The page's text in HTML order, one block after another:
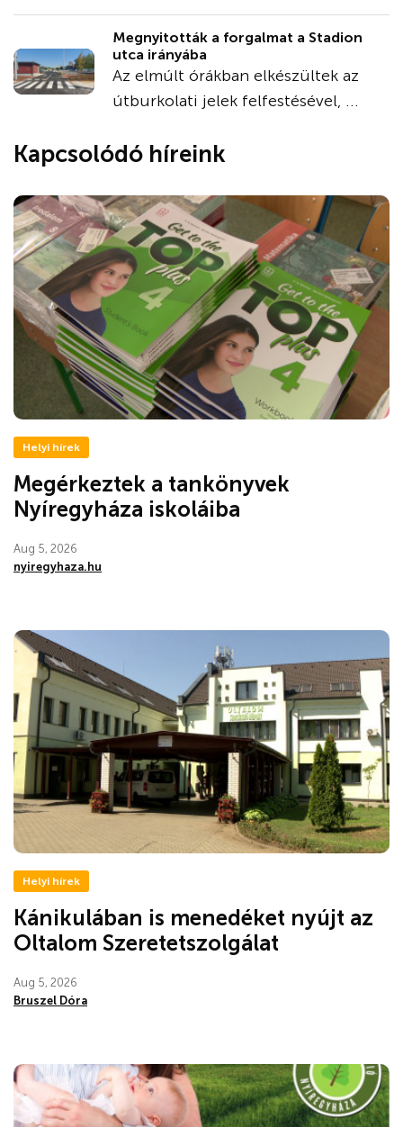
Megnyitották a forgalmat a Stadion
utca irányába
Az elmúlt órákban elkészültek az
útburkolati jelek felfestésével, ...
Kapcsolódó híreink
Helyi hírek
Megérkeztek a tankönyvek
Nyíregyháza iskoláiba
Aug 5, 2026
nyiregyhaza.hu
Helyi hírek
Kánikulában is menedéket nyújt az
Oltalom Szeretetszolgálat
Aug 5, 2026
Bruszel Dóra